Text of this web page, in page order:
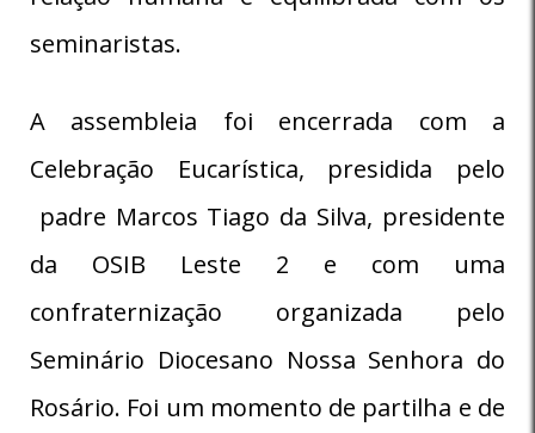
seminaristas.
A assembleia foi encerrada com a
Celebração Eucarística, presidida pelo
padre Marcos Tiago da Silva, presidente
da OSIB Leste 2 e com uma
confraternização organizada pelo
Seminário Diocesano Nossa Senhora do
Rosário. Foi um momento de partilha e de